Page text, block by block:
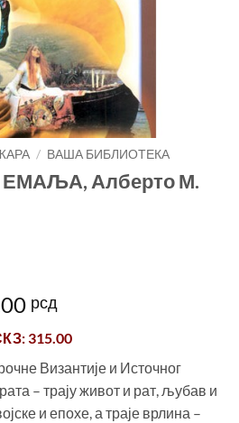
/ ВАША БИБЛИОТЕКА
Алберто М.
рсд.
рсдТренутна
је:
320.00 рсд.
: 315.00
Византије и Источног
– трају живот и рат, љубав и
и епохе, а траје врлина –